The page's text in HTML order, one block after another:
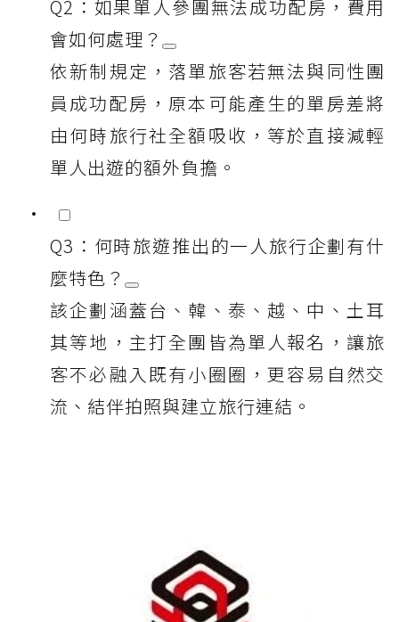
Q2：如果單人參團無法成功配房，費用
會如何處理？
依新制規定，落單旅客若無法與同性團
員成功配房，原本可能產生的單房差將
由何時旅行社全額吸收，等於直接減輕
單人出遊的額外負擔。
Q3：何時旅遊推出的一人旅行企劃有什
麼特色？
該企劃涵蓋台、韓、泰、越、中、土耳
其等地，主打全團皆為單人報名，讓旅
客不必融入既有小圈圈，更容易自然交
流、結伴拍照與建立旅行連結。